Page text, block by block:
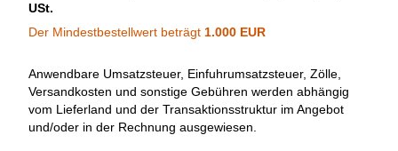
USt.
Der Mindestbestellwert beträgt 1.000 EUR
Anwendbare Umsatzsteuer, Einfuhrumsatzsteuer, Zölle,
Versandkosten und sonstige Gebühren werden abhängig
vom Lieferland und der Transaktionsstruktur im Angebot
und/oder in der Rechnung ausgewiesen.